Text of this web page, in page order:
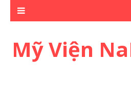
Mỹ Viện